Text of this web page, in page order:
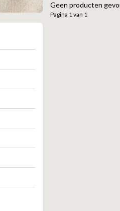
Geen producten
Pagina 1 van 1